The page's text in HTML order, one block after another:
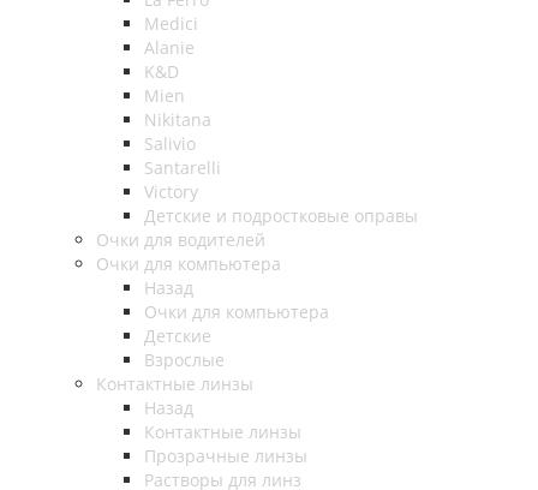
Medici
Alanie
K&D
Mien
Nikitana
Salivio
Santarelli
Victory
Детские и подростковые оправы
Очки для водителей
Очки для компьютера
Назад
Очки для компьютера
Детские
Взрослые
Контактные линзы
Назад
Контактные линзы
Прозрачные линзы
Растворы для линз